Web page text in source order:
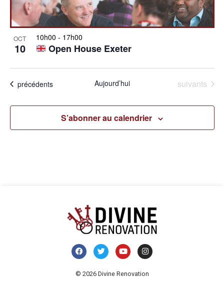
vues
in
Photo
View
OCT
10 Open House Exeter
10h00 - 17h00
Évènements
précédents Aujourd’hui Évènements
suivants
S’abonner au calendrier
© 2026 Divine Renovation